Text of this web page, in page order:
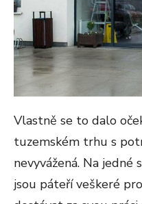
Vlastně se to dalo
tuzemském trhu s
nevyvážená. Na
jsou páteří veškeré